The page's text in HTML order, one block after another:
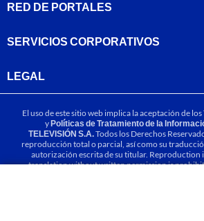
RED DE PORTALES
SERVICIOS CORPORATIVOS
LEGAL
El uso de este sitio web implica la aceptación de los
yPolíticas de Tratamiento de la
TELEVISIÓN S.A.Todos los Derechos
reproducción total o parcial, así como su
autorización escrita de su titular. Reproduction
translation without written permission is